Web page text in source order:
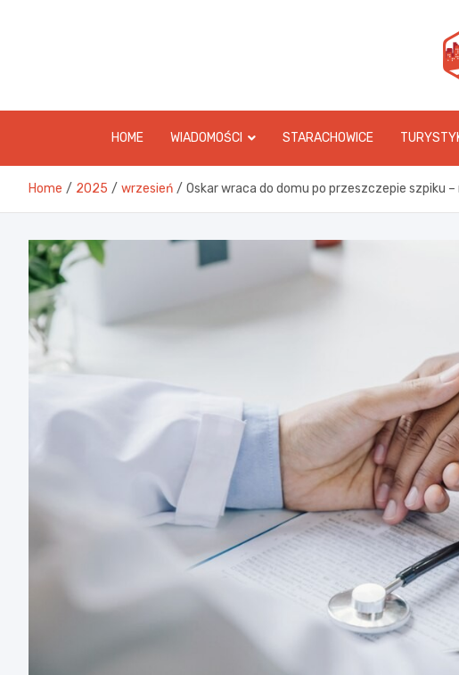
HOME WIADOMOŚCI STARACHOWICE
Home 2025 wrzesień Oskar wraca do domu po przeszczepie szpiku